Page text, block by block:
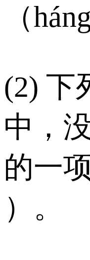
（
(2) 下
中，
的一
）。